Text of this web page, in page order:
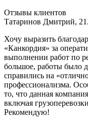
Отзывы клиентов
Татаринов Дмитрий,
Хочу выразить
«Канкордия» за
выполнении работ по
большое, работы было
справились на
профессионализма.
то, что данная
включая
Рекомендую!